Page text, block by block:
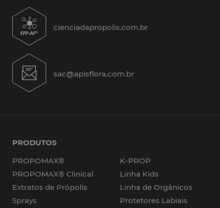
cienciadapropolis.com.br
sac@apisflora.com.br
PRODUTOS
PROPOMAX®
K-PROP
PROPOMAX® Clinical
Linha Kids
Extratos de Própolis
Linha de Orgânicos
Sprays
Protetores Labiais